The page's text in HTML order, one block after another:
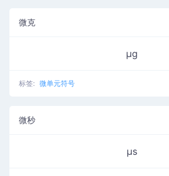
微克
µg
标签: 微单元符号
微秒
µs